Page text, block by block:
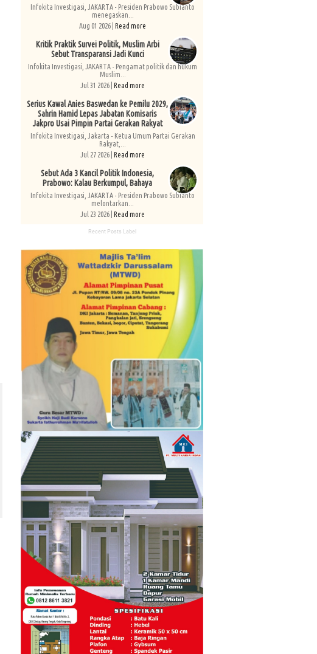
Infokita Investigasi, JAKARTA - Presiden Prabowo Subianto
menegaskan...
Aug 01 2026 | Read more
Kritik Praktik Survei Politik, Muslim Arbi
Sebut Transparansi Jadi Kunci
Infokita Investigasi, JAKARTA - Pengamat politik dan hukum
Muslim...
Jul 31 2026 | Read more
Serius Kawal Anies Baswedan ke Pemilu 2029,
Sahrin Hamid Lepas Jabatan Komisaris
Jakpro Usai Pimpin Partai Gerakan Rakyat
Infokita Investigasi, Jakarta - Ketua Umum Partai Gerakan
Rakyat,...
Jul 27 2026 | Read more
Sebut Ada 3 Kancil Politik Indonesia,
Prabowo: Kalau Berkumpul, Bahaya
Infokita Investigasi, JAKARTA - Presiden Prabowo Subianto
melontarkan...
Jul 23 2026 | Read more
Recent Posts Label